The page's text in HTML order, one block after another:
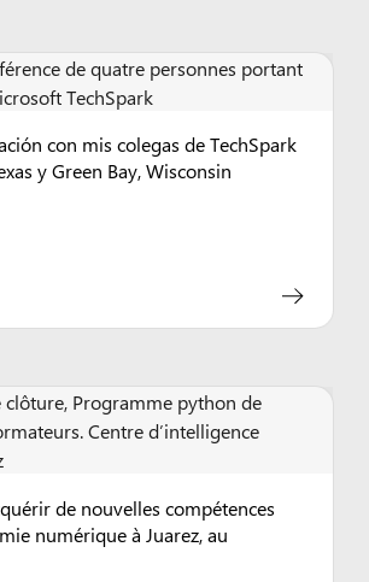
con mis colegas de TechSpark
y Green Bay, Wisconsin
de nouvelles compétences
numérique à Juarez, au